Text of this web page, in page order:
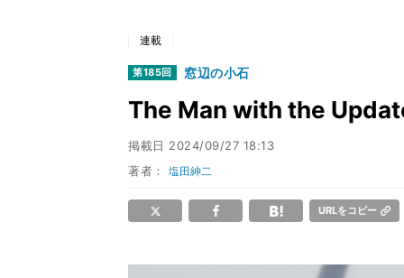
連載
第185回 窓辺の小石
The Man with the
掲載日 2024/09/27 18:13
著者：塩田紳二
URLをコピー